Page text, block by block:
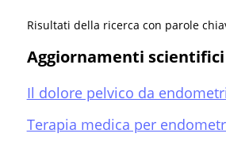
Risultati della ricerca con parole
Aggiornamenti
Il dolore pelvico da
Terapia medica per